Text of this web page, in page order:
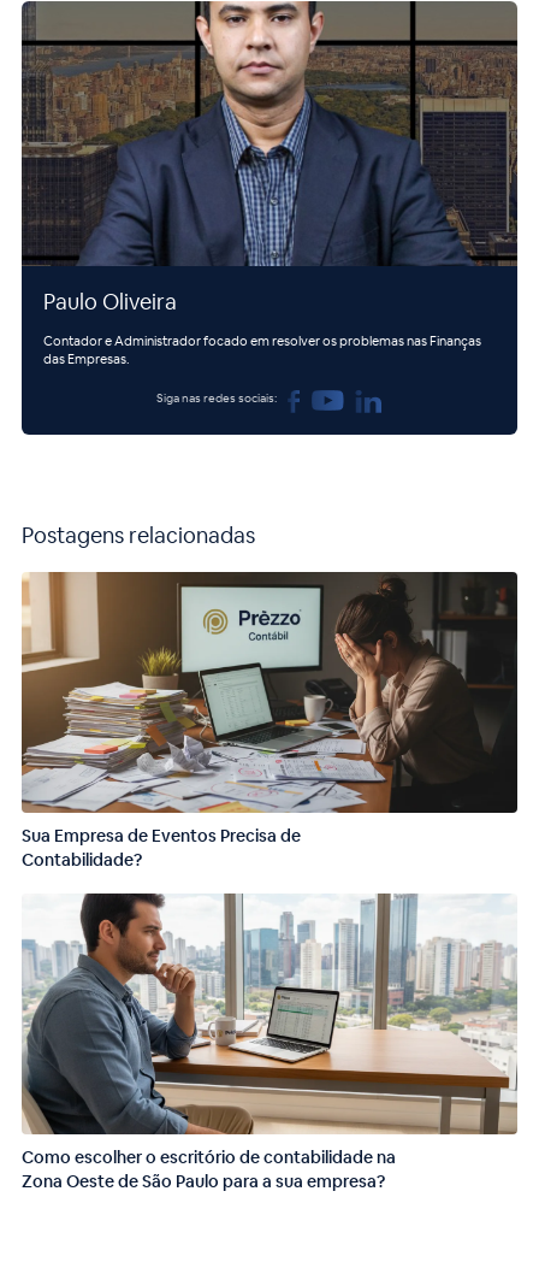
Paulo Oliveira
Contador e Administrador focado em resolver os problemas nas Finanças
das Empresas.
Siga nas redes sociais:
Postagens relacionadas
Sua Empresa de Eventos Precisa de
Contabilidade?
Como escolher o escritório de contabilidade na
Zona Oeste de São Paulo para a sua empresa?